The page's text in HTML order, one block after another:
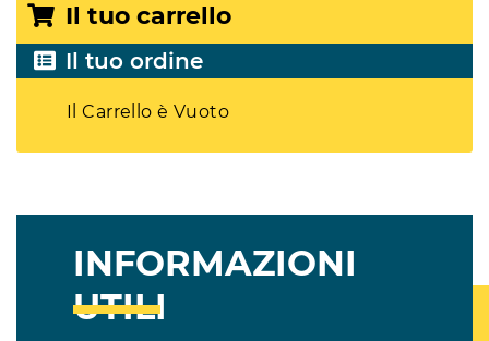
Il tuo carrello
Il tuo ordine
Il Carrello è Vuoto
INFORMAZIONI UTILI
INFORMAZIONI
UTILI